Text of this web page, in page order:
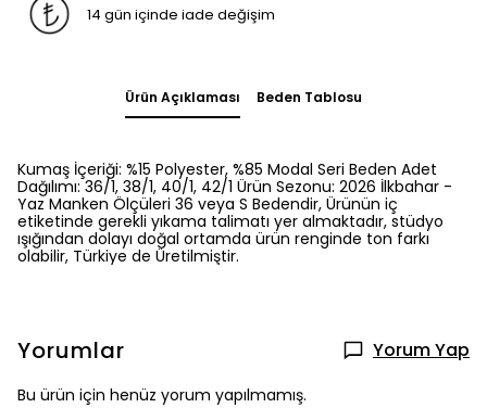
14 gün içinde iade değişim
Ürün Açıklaması Beden Tablosu
Kumaş İçeriği: %15 Polyester, %85 Modal Seri Beden Adet
Dağılımı: 36/1, 38/1, 40/1, 42/1 Ürün Sezonu: 2026 İlkbahar -
Yaz Manken Ölçüleri 36 veya S Bedendir, Ürünün iç
etiketinde gerekli yıkama talimatı yer almaktadır, stüdyo
ışığından dolayı doğal ortamda ürün renginde ton farkı
olabilir, Türkiye de Üretilmiştir.
Yorumlar Yorum Yap
Bu ürün için henüz yorum yapılmamış.